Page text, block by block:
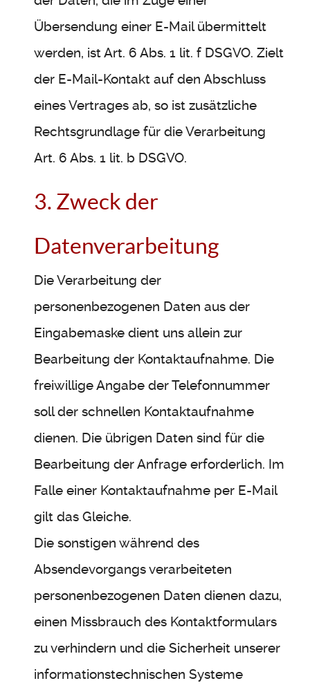
Übersendung einer E-Mail übermittelt
werden, ist Art. 6 Abs. 1 lit. f DSGVO. Zielt
der E-Mail-Kontakt auf den Abschluss
eines Vertrages ab, so ist zusätzliche
Rechtsgrundlage für die Verarbeitung
Art. 6 Abs. 1 lit. b DSGVO.
3. Zweck der
Datenverarbeitung
Die Verarbeitung der
personenbezogenen Daten aus der
Eingabemaske dient uns allein zur
Bearbeitung der Kontaktaufnahme. Die
freiwillige Angabe der Telefonnummer
soll der schnellen Kontaktaufnahme
dienen. Die übrigen Daten sind für die
Bearbeitung der Anfrage erforderlich. Im
Falle einer Kontaktaufnahme per E-Mail
gilt das Gleiche.
Die sonstigen während des
Absendevorgangs verarbeiteten
personenbezogenen Daten dienen dazu,
einen Missbrauch des Kontaktformulars
zu verhindern und die Sicherheit unserer
informationstechnischen Systeme